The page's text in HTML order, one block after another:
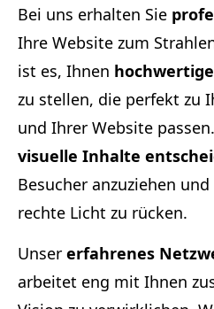
Bei uns erhalten Sie
Ihre Website zum
ist es, Ihnen
zu stellen, die perfekt zu
und Ihrer Website
visuelle Inhalte
Besucher anzuziehen
rechte Licht zu rücken.
Unser erfahrenes
arbeitet eng mit Ihnen